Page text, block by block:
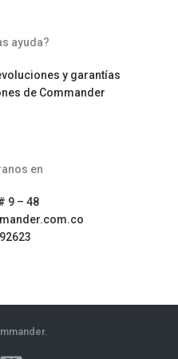
ayuda?
y garantías
de Commander
en
9 – 48